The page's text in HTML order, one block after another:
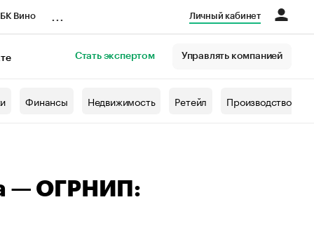
Вино Личный кабинет
Стать экспертом Управлять компанией
Финансы Недвижимость Ретейл Производство
— ОГРНИП: